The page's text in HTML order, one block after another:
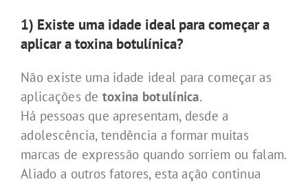
1) Existe uma idade ideal para começar a
aplicar a toxina botulínica?
Não existe uma idade ideal para começar as
aplicações de toxina botulínica.
Há pessoas que apresentam, desde a
adolescência, tendência a formar muitas
marcas de expressão quando sorriem ou falam.
Aliado a outros fatores, esta ação continua